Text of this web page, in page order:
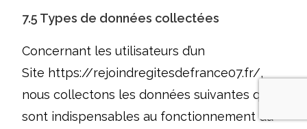
7.5 Types de données collectées
Concernant les utilisateurs d’un
Site https://rejoindregitesdefrance07.fr/,
nous collectons les données suivantes qui
sont indispensables au fonctionnement du